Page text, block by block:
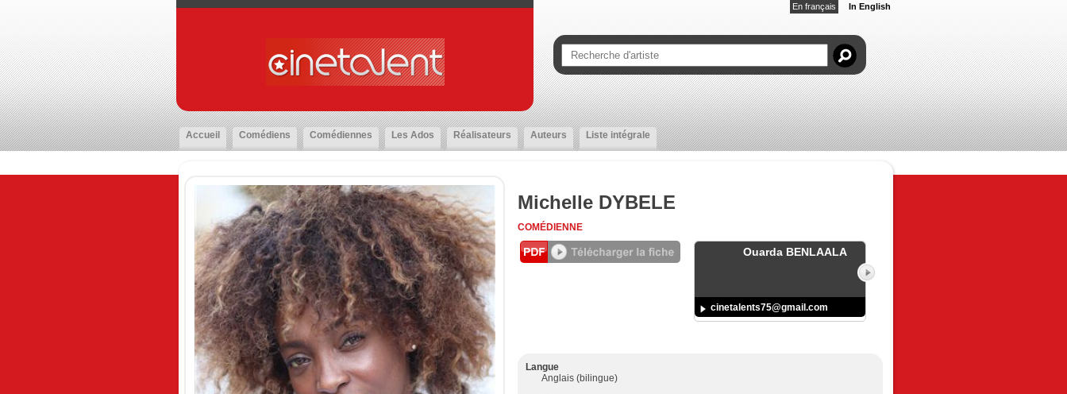
En français In English
Accueil Comédiens Comédiennes Les Ados Réalisateurs Auteurs Liste intégrale
Michelle DYBELE
COMÉDIENNE
Ouarda BENLAALA
cinetalents75@gmail.com
Langue
Anglais (bilingue)